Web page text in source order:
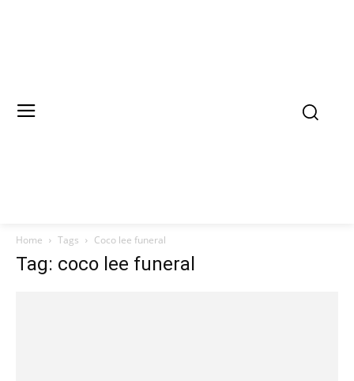
Home Tags Coco lee funeral
Tag: coco lee funeral